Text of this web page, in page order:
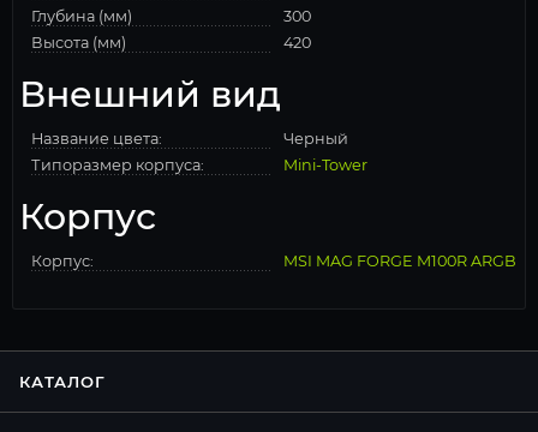
Глубина (мм)
300
Высота (мм)
420
Внешний вид
Название цвета:
Черный
Типоразмер корпуса:
Mini-Tower
Корпус
Корпус: MSI MAG FORGE M100R ARGB
КАТАЛОГ